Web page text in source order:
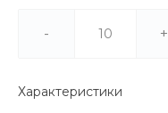
- +
Характеристики